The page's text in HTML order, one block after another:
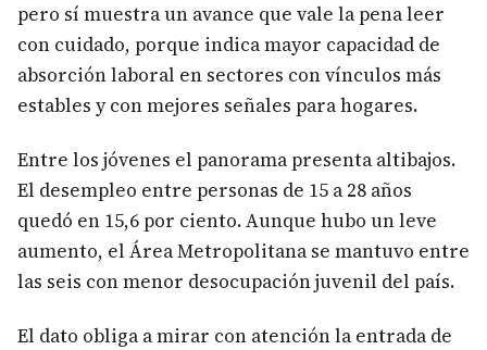
pero sí muestra un avance que vale la pena leer
con cuidado, porque indica mayor capacidad de
absorción laboral en sectores con vínculos más
estables y con mejores señales para hogares.
Entre los jóvenes el panorama presenta altibajos.
El desempleo entre personas de 15 a 28 años
quedó en 15,6 por ciento. Aunque hubo un leve
aumento, el Área Metropolitana se mantuvo entre
las seis con menor desocupación juvenil del país.
El dato obliga a mirar con atención la entrada de